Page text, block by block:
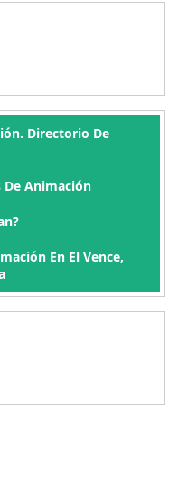
Directorio De
De Animación
En El Vence,